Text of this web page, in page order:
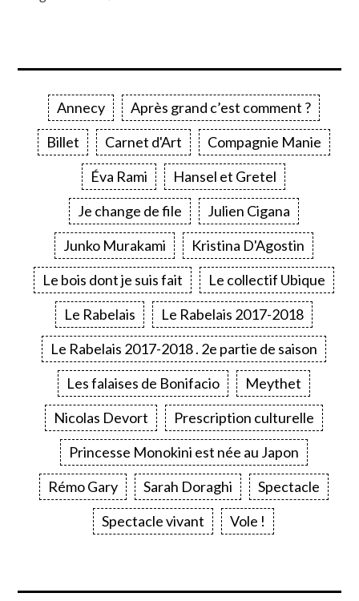
Annecy
Après grand c’est comment ?
Billet
Carnet d'Art
Compagnie Manie
Éva Rami
Hansel et Gretel
Je change de file
Julien Cigana
Junko Murakami
Kristina D'Agostin
Le bois dont je suis fait
Le collectif Ubique
Le Rabelais
Le Rabelais 2017-2018
Le Rabelais 2017-2018 . 2e partie de saison
Les falaises de Bonifacio
Meythet
Nicolas Devort
Prescription culturelle
Princesse Monokini est née au Japon
Rémo Gary
Sarah Doraghi
Spectacle
Spectacle vivant
Vole !